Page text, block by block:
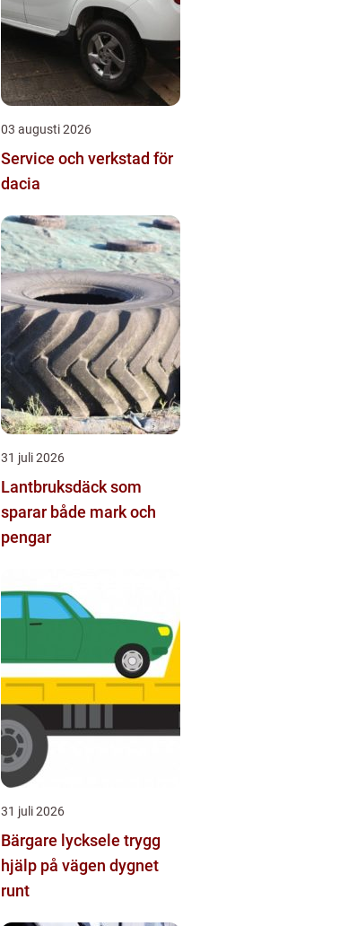
03 augusti 2026
Service och verkstad för
dacia
31 juli 2026
Lantbruksdäck som
sparar både mark och
pengar
31 juli 2026
Bärgare lycksele trygg
hjälp på vägen dygnet
runt